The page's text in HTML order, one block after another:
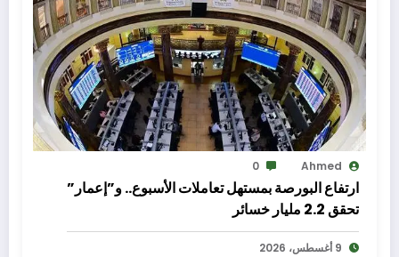
Ahmed
0
ارتفاع البورصة بمستهل تعاملات الأسبوع.. و”إعمار”
تحقق 2.2 مليار خسائر
9 أغسطس، 2026